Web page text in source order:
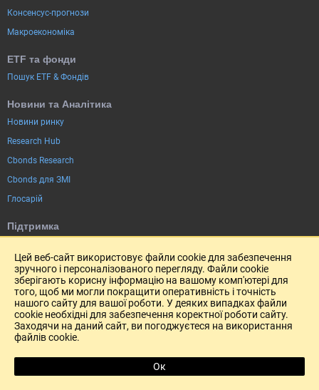
Консенсус-прогнози
Макроекономіка
ETF та фонди
Пошук ETF & Фондів
Новини та Аналітика
Новини ринку
Research Hub
Cbonds Research
Cbonds для ЗМІ
Глосарій
Підтримка
Безпека проведення платежів
CBONDS OLD
Калькулятор
Пошук котировок
Цей веб-сайт використовує файли cookie для забезпечення
зручного і персоналізованого перегляду. Файли cookie
зберігають корисну інформацію на вашому комп'ютері для
того, щоб ми могли покращити оперативність і точність
нашого сайту для вашої роботи. У деяких випадках файли
cookie необхідні для забезпечення коректної роботи сайту.
Заходячи на даний сайт, ви погоджуєтеся на використання
файлів cookie.
Ок